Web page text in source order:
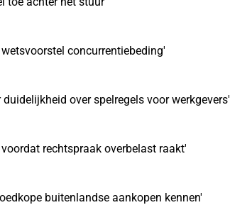
concurrentiebeding'
over spelregels voor werkgevers'
rechtspraak overbelast raakt'
buitenlandse aankopen kennen'